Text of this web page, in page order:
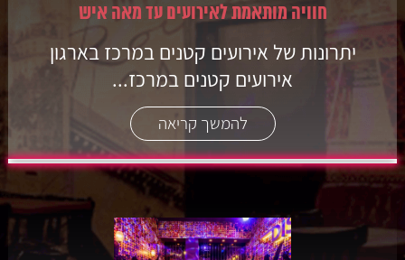
חוויה מותאמת לאירועים עד מאה איש
יתרונות של אירועים קטנים במרכז בארגון
אירועים קטנים במרכז...
להמשך קריאה